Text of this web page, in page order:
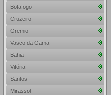
Botafogo
Cruzeiro
Gremio
Vasco da Gama
Bahia
Vitória
Santos
Mirassol